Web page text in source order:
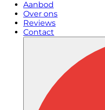
Aanbod
Over ons
Reviews
Contact